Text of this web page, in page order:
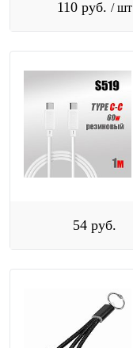
110 руб. / шт
54 руб.